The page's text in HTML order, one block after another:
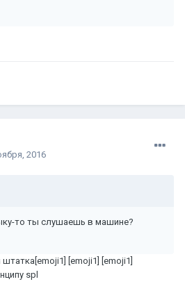
2016
то ты слушаешь в машине?
[emoji1] [emoji1]
spl